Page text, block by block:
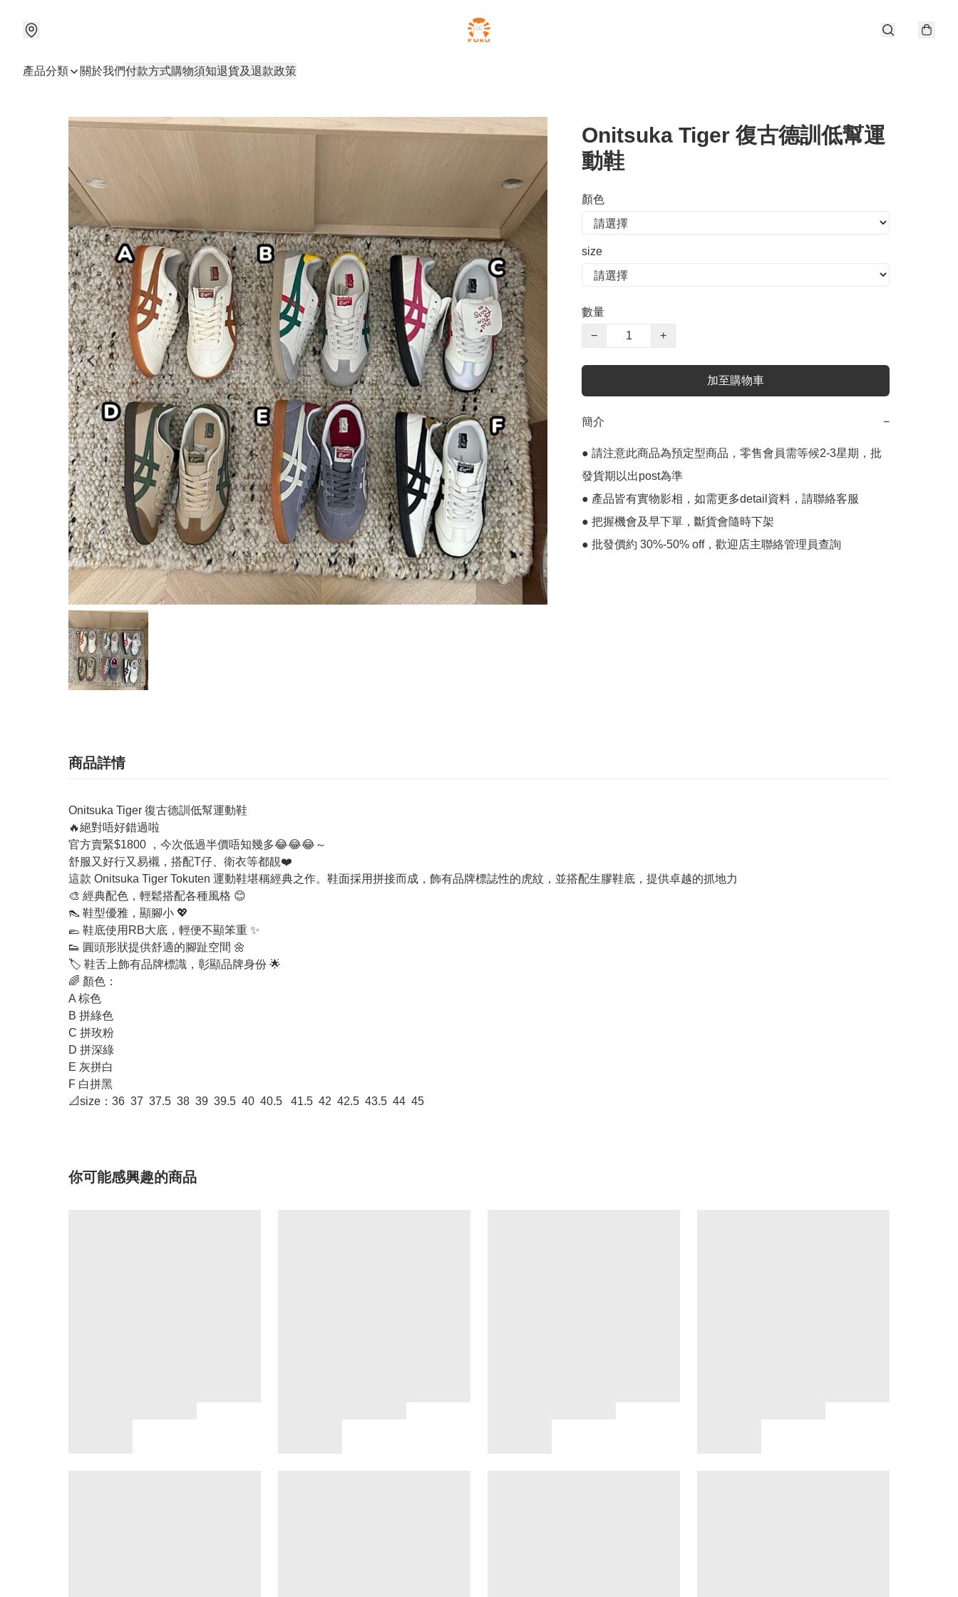
產品分類 關於我們付款方式購物須知退貨及退款政策
Onitsuka Tiger 復古德訓低幫運
動鞋
顏色
size
數量
−
+
加至購物車
簡介 −
● 請注意此商品為預定型商品，零售會員需等候2-3星期，批
發貨期以出post為準
● 產品皆有實物影相，如需更多detail資料，請聯絡客服
● 把握機會及早下單，斷貨會隨時下架
● 批發價約 30%-50% off，歡迎店主聯絡管理員查詢
商品詳情
Onitsuka Tiger 復古德訓低幫運動鞋
🔥絕對唔好錯過啦
官方賣緊$1800 ，今次低過半價唔知幾多😂😂😂～
舒服又好行又易襯，搭配T仔、衛衣等都靚❤️
這款 Onitsuka Tiger Tokuten 運動鞋堪稱經典之作。鞋面採用拼接而成，飾有品牌標誌性的虎紋，並搭配生膠鞋底，提供卓越的抓地力
🎨 經典配色，輕鬆搭配各種風格 😊
👠 鞋型優雅，顯腳小 💖
🥿 鞋底使用RB大底，輕便不顯笨重 ✨
👟 圓頭形狀提供舒適的腳趾空間 🌼
🏷️ 鞋舌上飾有品牌標識，彰顯品牌身份 🌟
🌈 顏色：
A 棕色
B 拼綠色
C 拼玫粉
D 拼深綠
E 灰拼白
F 白拼黑
📐size：36 37 37.5 38 39 39.5 40 40.5 41.5 42 42.5 43.5 44 45
你可能感興趣的商品